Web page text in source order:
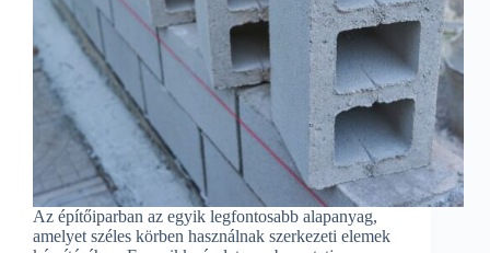
Az építőiparban az egyik legfontosabb alapanyag,
amelyet széles körben használnak szerkezeti elemek